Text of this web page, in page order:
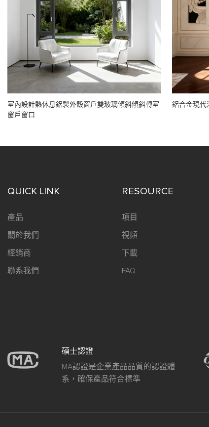
室內設計熱休息鋁製外殼窗戶雙玻璃傾斜傾斜轉室
窗戶窗口
鋁合金現代
QUICK LINK
產品
關於我們
經銷商
聯系我們
RESOURCE
項目
視頻
下載
FAQ
碩士認證
MA認證是企業產品品質的認證體
系，確保產品符合標準